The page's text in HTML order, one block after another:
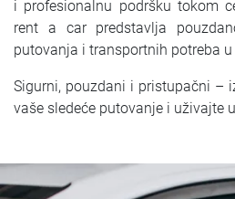
i profesionalnu podršku tokom
rent a car predstavlja
putovanja i transportnih potreba u
Sigurni, pouzdani i pristupačni –
vaše sledeće putovanje i uživajte